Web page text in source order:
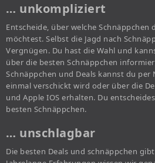
… unkompliziert
Entscheide, über welche
möchtest. Selbst die Jagd nach
Vergnügen. Du hast die Wahl und
über die besten Schnäppchen
Schnäppchen und Deals kannst du per
einmal verschickt wird oder über die
und Apple IOS erhalten. Du
besten Schnäppchen.
… unschlagbar
Die besten Deals und schnäppchen